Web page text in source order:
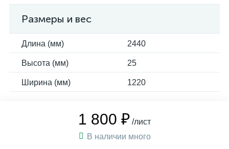
Размеры и вес
Длина (мм) 2440
Высота (мм) 25
Ширина (мм) 1220
1 800 ₽ /лист
В наличии много